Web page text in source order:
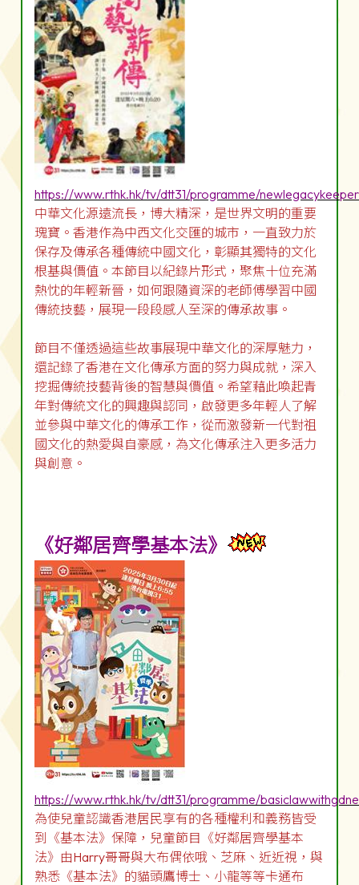
https://www.rthk.hk/tv/dtt31/programme/
中華文化源遠流長，博大精深，是世界文明的重要
瑰寶。香港作為中西文化交匯的城市，一直致力於
保存及傳承各種傳統中國文化，彰顯其獨特的文化
根基與價值。本節目以紀錄片形式，聚焦十位充滿
熱忱的年輕新晉，如何跟隨資深的老師傅學習中國
傳統技藝，展現一段段感人至深的傳承故事。
節目不僅透過這些故事展現中華文化的深厚魅力，
還記錄了香港在文化傳承方面的努力與成就，深入
挖掘傳統技藝背後的智慧與價值。希望藉此喚起青
年對傳統文化的興趣與認同，啟發更多年輕人了解
並參與中華文化的傳承工作，從而激發新一代對祖
國文化的熱愛與自豪感，為文化傳承注入更多活力
與創意。
《好鄰居齊學基本法》
https://www.rthk.hk/tv/dtt31/programme/
為使兒童認識香港居民享有的各種權利和義務皆受
到《基本法》保障，兒童節目《好鄰居齊學基本
法》由Harry哥哥與大布偶依哦、芝麻、近近視，與
熟悉《基本法》的貓頭鷹博士、小龍等等卡通布